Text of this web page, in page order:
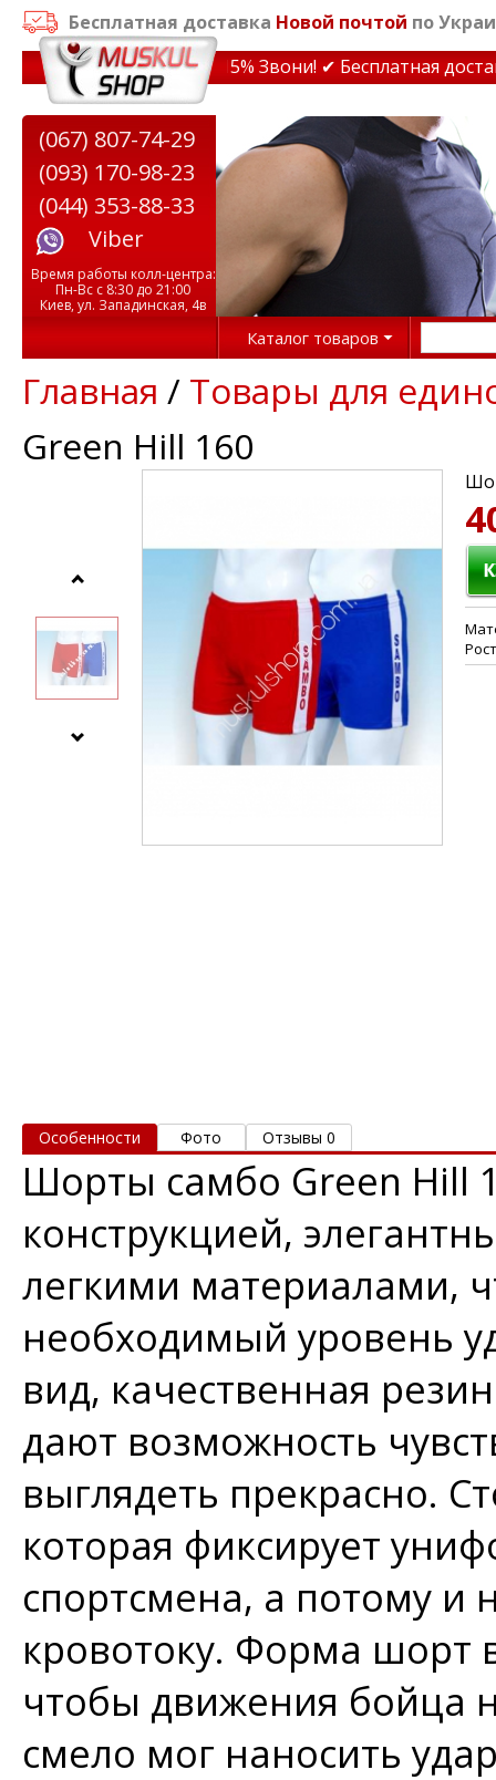
Бесплатная доставка Новой почтой по
на тренажеры до 15% Звони! ✔ Бесплатная
(067) 807-74-29
(093) 170-98-23
(044) 353-88-33
Viber
Время работы колл-центра:
Пн-Вс с 8:30 до 21:00
Киев, ул. Западинская, 4в
Каталог товаров
Главная / Товары для
Green Hill 160
Особенности Фото Отзывы 0
Шорты самбо Green Hill
конструкцией,
легкими материалами,
необходимый уровень
вид, качественная
дают возможность
выглядеть прекрасно.
которая фиксирует
спортсмена, а потому и
кровотоку. Форма шорт
чтобы движения бойца
смело мог наносить